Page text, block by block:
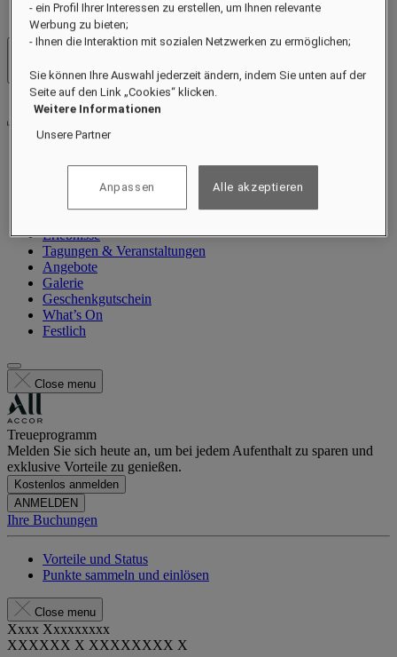
Menü öffnen
Information
Zimmer und Suiten
Erlebnisse
Tagungen & Veranstaltungen
Angebote
Galerie
Geschenkgutschein
What’s On
Festlich
Close menu
Treueprogramm
Melden Sie sich heute an, um bei jedem Aufenthalt zu sparen und
exklusive Vorteile zu genießen.
Kostenlos anmelden
ANMELDEN
Ihre Buchungen
Vorteile und Status
Punkte sammeln und einlösen
Close menu
Xxxx Xxxxxxxxx
XXXXXX X XXXXXXXX X
- ein Profil Ihrer Interessen zu erstellen, um Ihnen relevante
Werbung zu bieten;
- Ihnen die Interaktion mit sozialen Netzwerken zu ermöglichen;
Sie können Ihre Auswahl jederzeit ändern, indem Sie unten auf der
Seite auf den Link „Cookies“ klicken.
Weitere Informationen
Unsere Partner
Anpassen Alle akzeptieren